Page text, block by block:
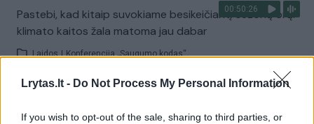
Lrytas.lt - Do Not Process My Personal Information
If you wish to opt-out of the sale, sharing to third parties, or
00:50:26
Pastebi, kad kitaip suvokiame besikeičiantį sezonų orą:
klimato kaitos žala matoma jau dabar
Laidos | Konferencija „Saugumo kodas“
nepriklausoma: grėsmė – dideli kaštai